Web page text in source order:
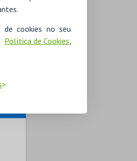
de cookies no seu
Política de Cookies